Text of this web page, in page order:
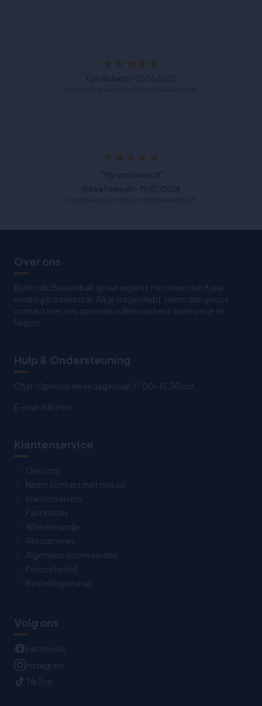
Tom Roberts - 12/05/2025
"My son loves it!"
Riikka Raemäki - 19/07/2024
Over ons
Bij Nordic Basketball zijn we experts met meer dan 8 jaar
ervaring in basketbal. Als je vragen hebt, neem dan gerust
contact met ons op en we zullen ons best doen om je te
helpen
Hulp & Ondersteuning
Chat: Open op weekdagen van 11:00-15:30 uur.
E-mail: Klik Hier
Klantenservice
Over ons
Neem contact met ons op
Klantenservice
Favorieten
Winkelmandje
Retourneren
Algemene voorwaarden
Privacybeleid
Bestellingsstatus
Volg ons
Facebook
Instagram
TikTok